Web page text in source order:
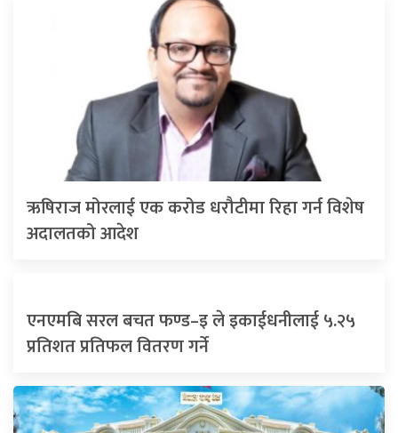
ऋषिराज मोरलाई एक करोड धरौटीमा रिहा गर्न विशेष
अदालतको आदेश
एनएमबि सरल बचत फण्ड–इ ले इकाईधनीलाई ५.२५
प्रतिशत प्रतिफल वितरण गर्ने